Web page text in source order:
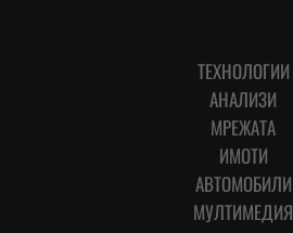
ТЕХНОЛОГИИ
АНАЛИЗИ
МРЕЖАТА
ИМОТИ
АВТОМОБИЛИ
МУЛТИМЕДИЯ